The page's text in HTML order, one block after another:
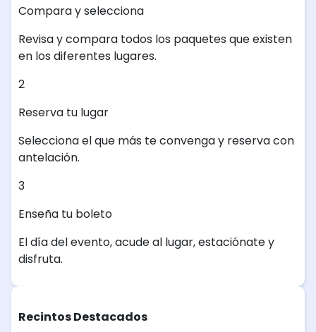
Compara y selecciona
Revisa y compara todos los paquetes que existen
en los diferentes lugares.
2
Reserva tu lugar
Selecciona el que más te convenga y reserva con
antelación.
3
Enseña tu boleto
El día del evento, acude al lugar, estaciónate y
disfruta.
Recintos Destacados